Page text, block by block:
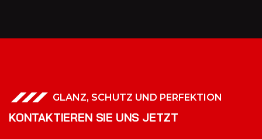
GLANZ, SCHUTZ UND PERFEKTION
KONTAKTIEREN SIE UNS JETZT